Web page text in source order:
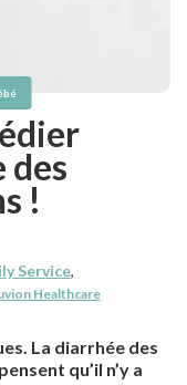
des
!
Service,
Healthcare
La diarrhée des
qu’il n’y a